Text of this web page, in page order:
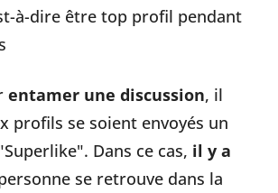
à-dire être top profil pendant
entamer une discussion, il
profils se soient envoyés un
Dans ce cas, il y a
se retrouve dans la